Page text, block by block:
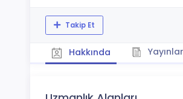
Takip Et
Hakkında Yayınlar